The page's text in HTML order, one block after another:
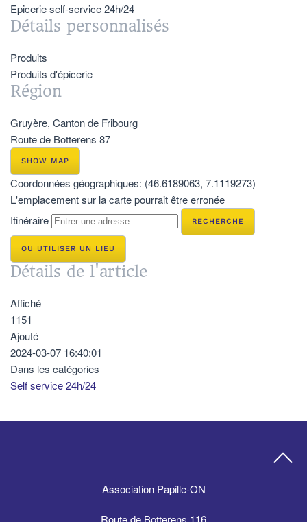
Epicerie self-service 24h/24
Détails personnalisés
Produits
Produits d'épicerie
Région
Gruyère, Canton de Fribourg
Route de Botterens 87
SHOW MAP
Coordonnées géographiques: (46.6189063, 7.1119273)
L'emplacement sur la carte pourrait être erronée
Itinéraire
OU UTILISER UN LIEU
Détails de l'article
Affiché
1151
Ajouté
2024-03-07 16:40:01
Dans les catégories
Self service 24h/24
Association Papille-ON
Route de Botterens 116